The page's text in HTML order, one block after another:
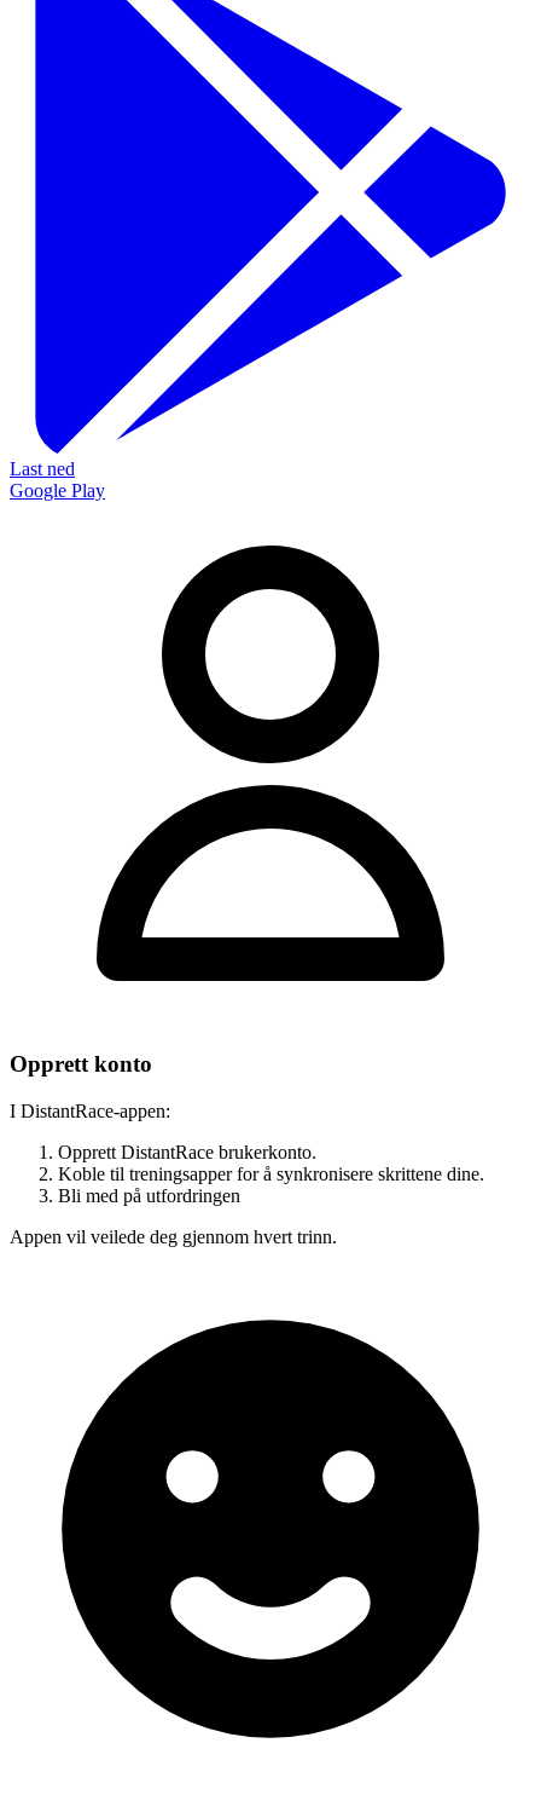
Last ned
Google Play
Opprett konto
I DistantRace-appen:
Opprett DistantRace brukerkonto.
Koble til treningsapper for å synkronisere skrittene dine.
Bli med på utfordringen
Appen vil veilede deg gjennom hvert trinn.